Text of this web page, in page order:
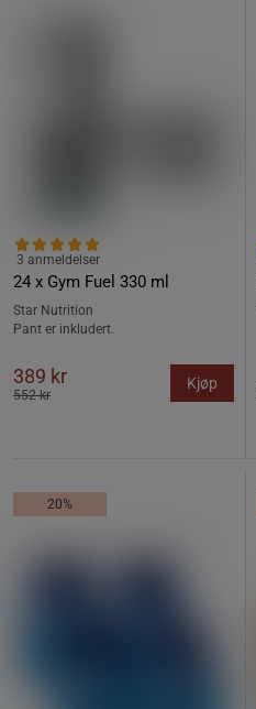
24 x Gym Fuel 330 ml
3 anmeldelser
Star Nutrition
Pant er inkludert.
389 kr
552 kr
Kjøp
20%